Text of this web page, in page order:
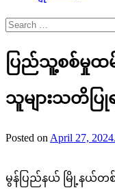
Search
for:
ပြည်သူ့စစ်မှုထ
သူများသတိပြု
Posted on April 27, 2024
မွန်ပြည်နယ် မြို့နယ်တ